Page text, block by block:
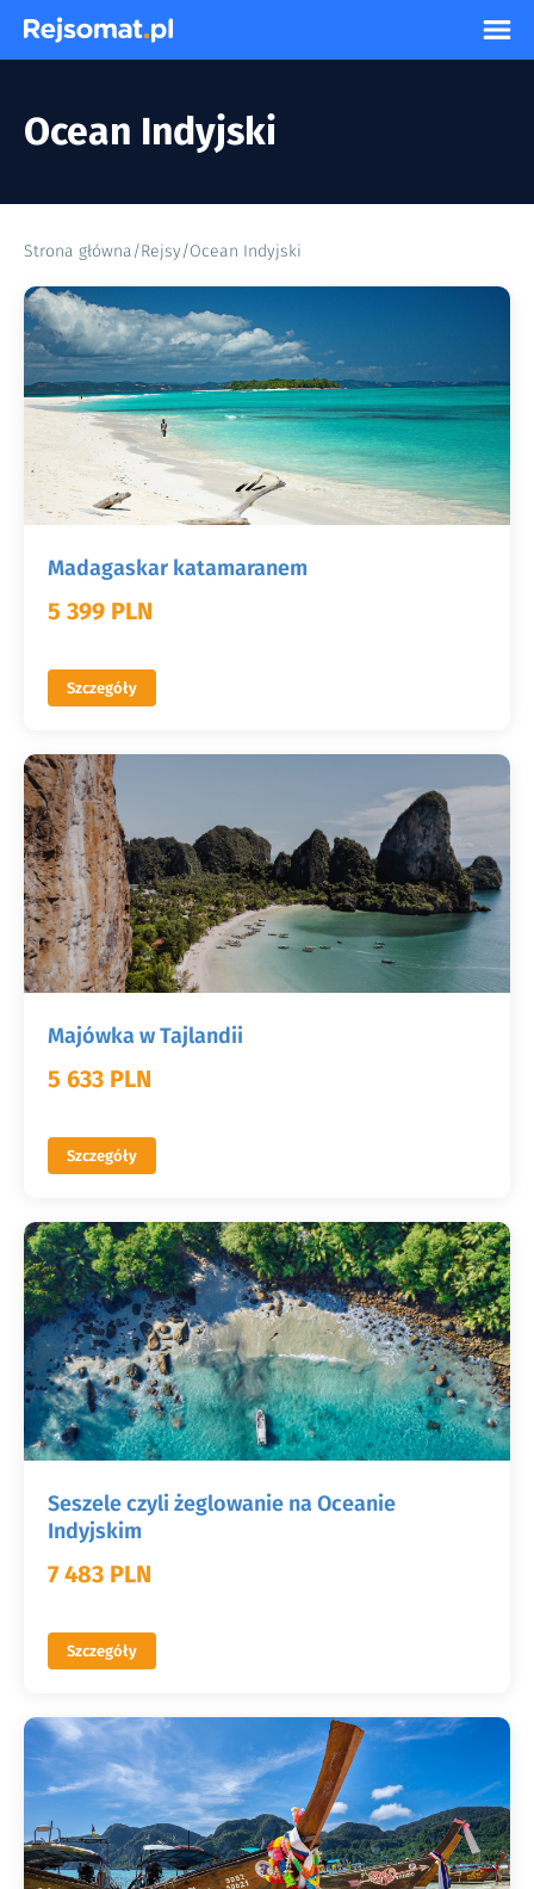
Ocean Indyjski
Strona główna/Rejsy/Ocean Indyjski
Madagaskar katamaranem
5 399 PLN
Szczegóły
Majówka w Tajlandii
5 633 PLN
Szczegóły
Seszele czyli żeglowanie na Oceanie
Indyjskim
7 483 PLN
Szczegóły